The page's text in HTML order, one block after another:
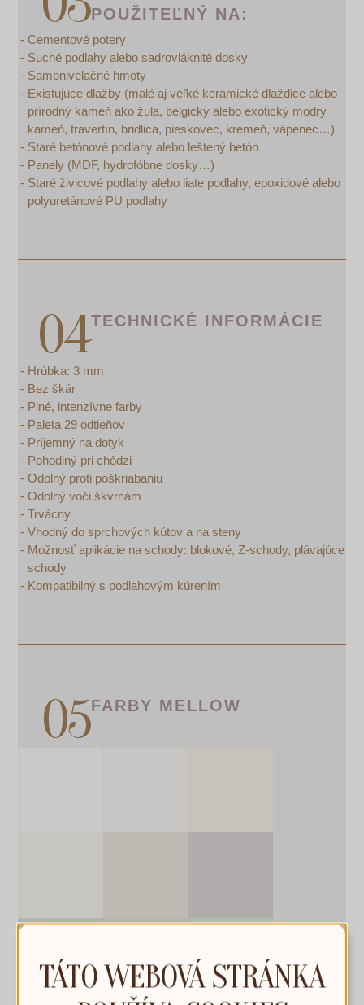
POUŽITEĽNÝ NA:
Cementové potery
Suché podlahy alebo sadrovláknité dosky
Samonivelačné hmoty
Existujúce dlažby (malé aj veľké keramické dlaždice alebo
prírodný kameň ako žula, belgický alebo exotický modrý
kameň, travertín, bridlica, pieskovec, kremeň, vápenec…)
Staré betónové podlahy alebo leštený betón
Panely (MDF, hydrofóbne dosky…)
Staré živicové podlahy alebo liate podlahy, epoxidové alebo
polyuretánové PU podlahy
TECHNICKÉ INFORMÁCIE
Hrúbka: 3 mm
Bez škár
Plné, intenzívne farby
Paleta 29 odtieňov
Príjemný na dotyk
Pohodlný pri chôdzi
Odolný proti poškriabaniu
Odolný voči škvrnám
Trvácny
Vhodný do sprchových kútov a na steny
Možnosť aplikácie na schody: blokové, Z-schody, plávajúce
schody
Kompatibilný s podlahovým kúrením
FARBY MELLOW
TÁTO WEBOVÁ STRÁNKA